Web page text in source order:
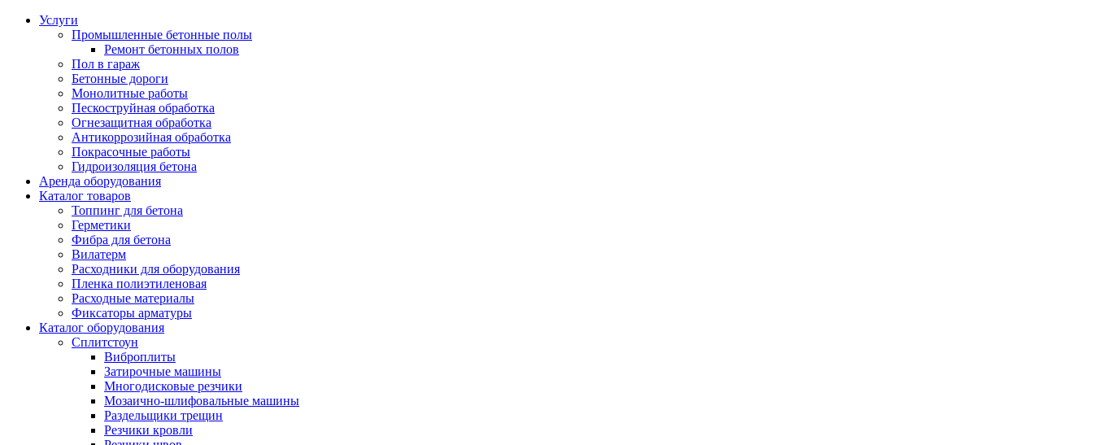
Услуги
Промышленные бетонные полы
Ремонт бетонных полов
Пол в гараж
Бетонные дороги
Монолитные работы
Пескоструйная обработка
Огнезащитная обработка
Антикоррозийная обработка
Покрасочные работы
Гидроизоляция бетона
Аренда оборудования
Каталог товаров
Топпинг для бетона
Герметики
Фибра для бетона
Вилатерм
Расходники для оборудования
Пленка полиэтиленовая
Расходные материалы
Фиксаторы арматуры
Каталог оборудования
Сплитстоун
Виброплиты
Затирочные машины
Многодисковые резчики
Мозаично-шлифовальные машины
Раздельщики трещин
Резчики кровли